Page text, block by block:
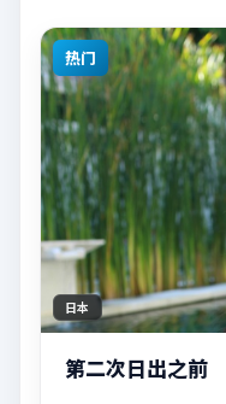
热门
日本
第二次日出之前